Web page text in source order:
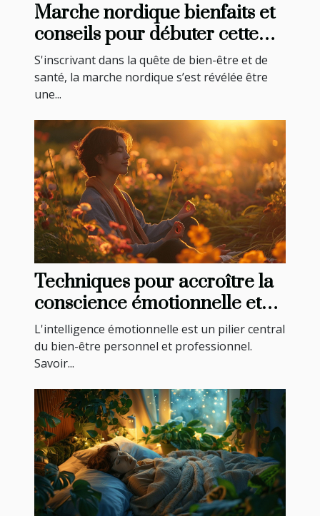
Marche nordique bienfaits et
conseils pour débuter cette
pratique santé
S'inscrivant dans la quête de bien-être et de
santé, la marche nordique s’est révélée être
une...
Techniques pour accroître la
conscience émotionnelle et
renforcer la confiance en soi
L'intelligence émotionnelle est un pilier central
du bien-être personnel et professionnel.
Savoir...